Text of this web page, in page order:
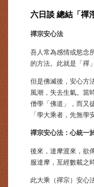
六日談 總結「禪
禪宗安心法
吾人常為感情或慾念
的方法。此就是「禪
但是佛滅後，安心方
風潮，失去生氣。當
僧學「佛道」，而又
「學大乘者，先無
禪宗安心法：心統一
後來，達摩渡來，欲
服達摩，亙經數載之
此大乘（禪宗）安心